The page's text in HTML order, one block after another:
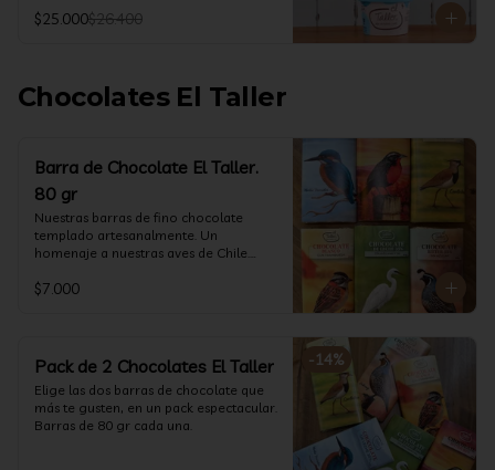
Info Nutricional
$25.000$26.400
Chocolates El Taller
Barra de Chocolate El Taller.
80 gr
Nuestras barras de fino chocolate
templado artesanalmente. Un
homenaje a nuestras aves de Chile.
$7.000
-14%
Pack de 2 Chocolates El Taller
Elige las dos barras de chocolate que
más te gusten, en un pack espectacular.
Barras de 80 gr cada una.